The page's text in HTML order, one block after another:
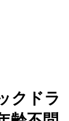
クドラ